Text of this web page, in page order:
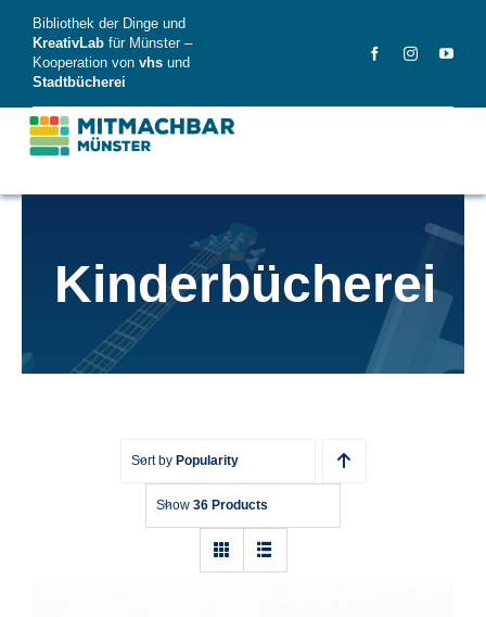
content
Bibliothek der Dinge und
KreativLab für Münster –
Kooperation von vhs und
Stadtbücherei
Dinge
News
Kinderbücherei
Sort by Popularity
Show 36 Products